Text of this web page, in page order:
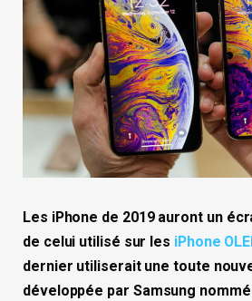
Les iPhone de 2019 auront un
de celui utilisé sur les iPhone
dernier utiliserait une toute
développée par Samsung